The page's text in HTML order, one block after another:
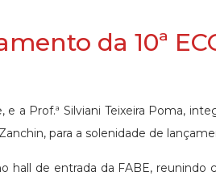
da 10ª
a Prof.ª Silviani Teixeira Poma,
para a solenidade de
hall de entrada da FABE,